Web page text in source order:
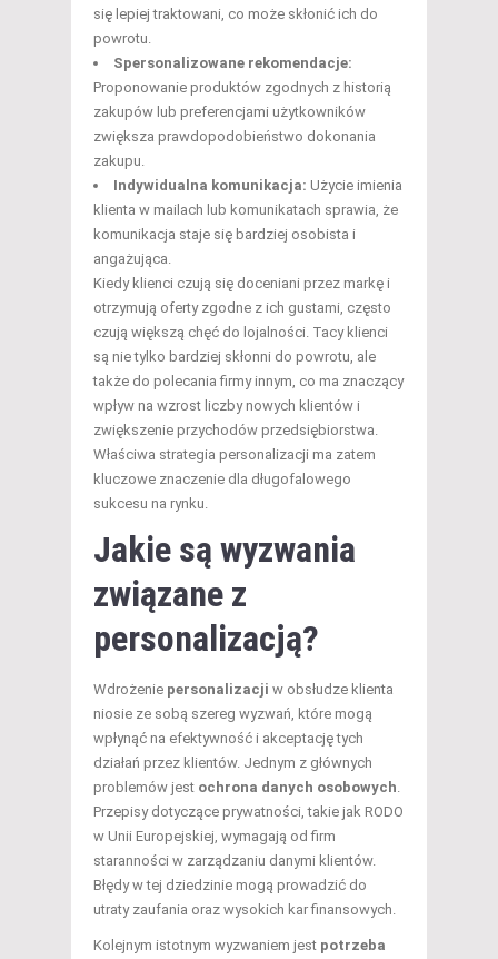
się lepiej traktowani, co może skłonić ich do
powrotu.
Spersonalizowane rekomendacje:
Proponowanie produktów zgodnych z historią
zakupów lub preferencjami użytkowników
zwiększa prawdopodobieństwo dokonania
zakupu.
Indywidualna komunikacja: Użycie imienia
klienta w mailach lub komunikatach sprawia, że
komunikacja staje się bardziej osobista i
angażująca.
Kiedy klienci czują się doceniani przez markę i
otrzymują oferty zgodne z ich gustami, często
czują większą chęć do lojalności. Tacy klienci
są nie tylko bardziej skłonni do powrotu, ale
także do polecania firmy innym, co ma znaczący
wpływ na wzrost liczby nowych klientów i
zwiększenie przychodów przedsiębiorstwa.
Właściwa strategia personalizacji ma zatem
kluczowe znaczenie dla długofalowego
sukcesu na rynku.
Jakie są wyzwania
związane z
personalizacją?
Wdrożenie personalizacji w obsłudze klienta
niosie ze sobą szereg wyzwań, które mogą
wpłynąć na efektywność i akceptację tych
działań przez klientów. Jednym z głównych
problemów jest ochrona danych osobowych
Przepisy dotyczące prywatności, takie jak RODO
w Unii Europejskiej, wymagają od firm
staranności w zarządzaniu danymi klientów.
Błędy w tej dziedzinie mogą prowadzić do
utraty zaufania oraz wysokich kar finansowych.
Kolejnym istotnym wyzwaniem jest potrzeba